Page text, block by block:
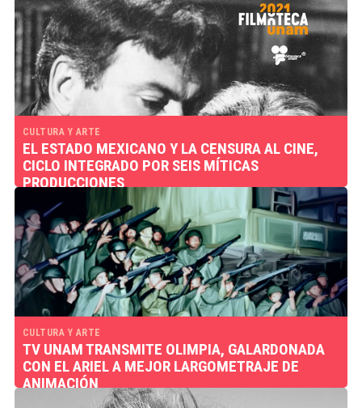
CULTURA Y ARTE
EL ESTADO MEXICANO Y LA CENSURA AL CINE,
CICLO INTEGRADO POR SEIS MÍTICAS
PRODUCCIONES
CULTURA Y ARTE
TV UNAM TRANSMITE OLIMPIA, GALARDONADA
CON EL ARIEL A MEJOR LARGOMETRAJE DE
ANIMACIÓN